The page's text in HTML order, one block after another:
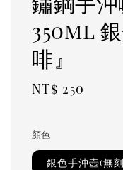
350ml
啡』
Regular
NT$ 250
顏色
銀色手沖壺(無